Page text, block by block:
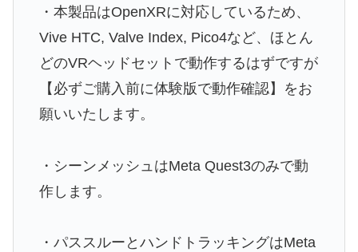
・本製品はOpenXRに対応しているため、
Vive HTC, Valve Index, Pico4など、ほとん
どのVRヘッドセットで動作するはずですが
【必ずご購入前に体験版で動作確認】をお
願いいたします。
・シーンメッシュはMeta Quest3のみで動
作します。
・パススルーとハンドトラッキングはMeta